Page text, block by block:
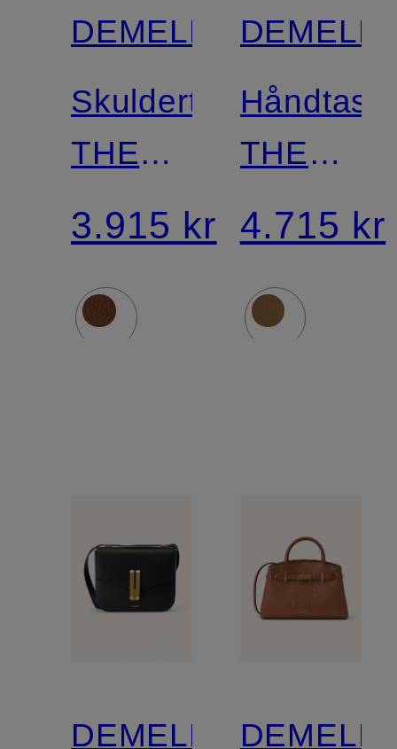
DEMELLIER
Skuldertaske
THE
VANCOUVER
3.915 kr
THE
HUDSON
4.715 kr
DEMELLIER